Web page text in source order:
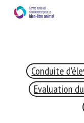
Conduite
Evaluation
RECEVEZ
LES